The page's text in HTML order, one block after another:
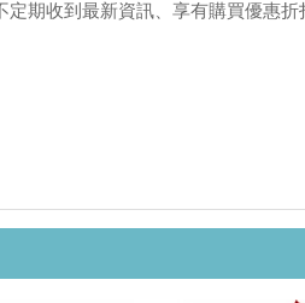
定期收到最新資訊、享有購買優惠折